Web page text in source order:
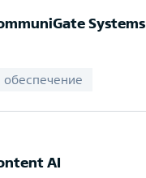
Systems
AI